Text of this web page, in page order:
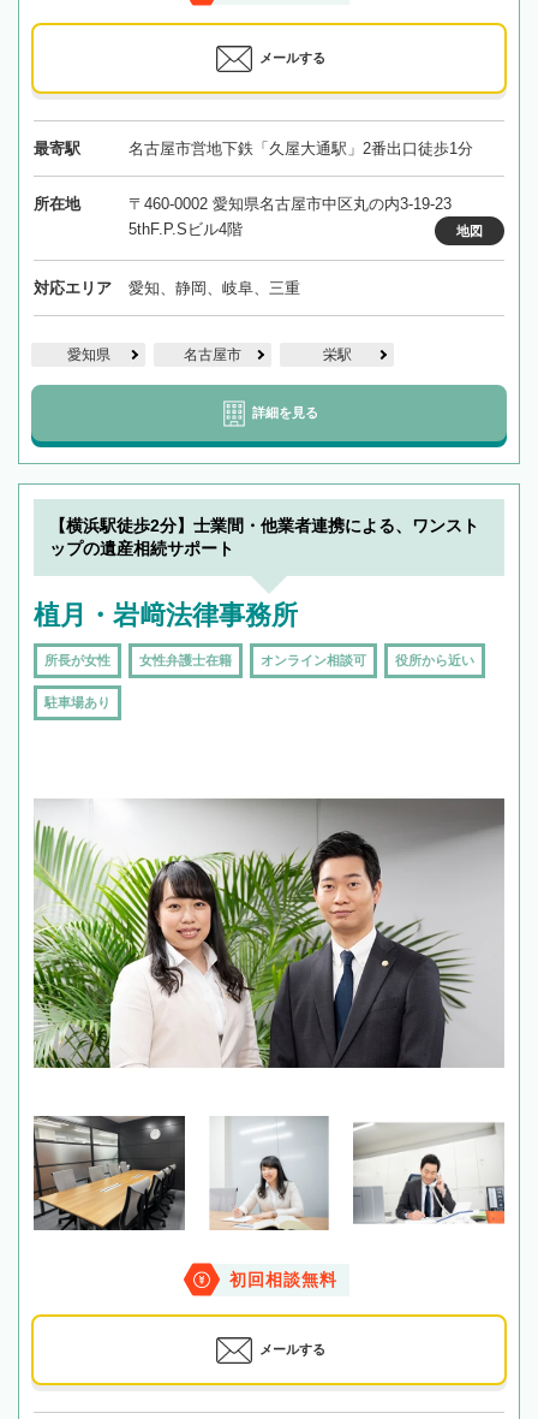
メールする
最寄駅 名古屋市営地下鉄「久屋大通駅」2番出口徒歩1分
所在地
〒460-0002 愛知県名古屋市中区丸の内3-19-23
5thF.P.Sビル4階
地図
対応エリア 愛知、静岡、岐阜、三重
愛知県 名古屋市 栄駅
詳細を見る
【横浜駅徒歩2分】士業間・他業者連携による、ワンスト
ップの遺産相続サポート
植月・岩﨑法律事務所
所長が女性 女性弁護士在籍 オンライン相談可 役所から近い
駐車場あり
初回相談無料
メールする